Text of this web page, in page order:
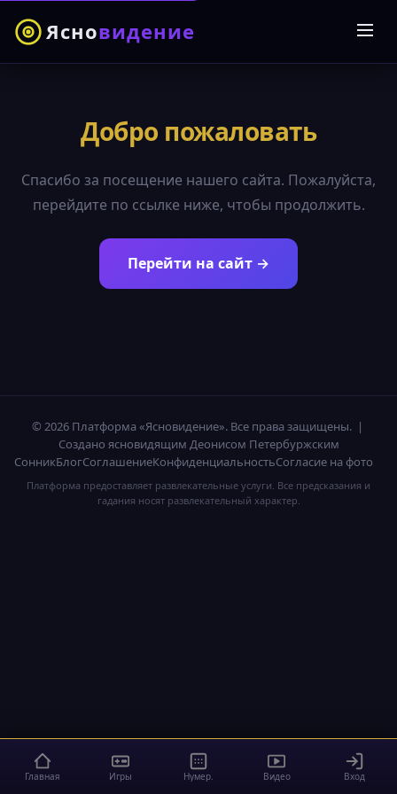
Ясновидение
Добро пожаловать
Спасибо за посещение нашего сайта. Пожалуйста,
перейдите по ссылке ниже, чтобы продолжить.
Перейти на сайт →
© 2026 Платформа «Ясновидение». Все права защищены. |
Создано ясновидящим Деонисом Петербуржским
СонникБлогСоглашениеКонфиденциальностьСогласие на фото
Платформа предоставляет развлекательные услуги. Все предсказания и
гадания носят развлекательный характер.
Главная Игры Нумер. Видео Вход